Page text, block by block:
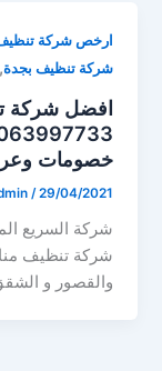
ارخص شركة
شركة تنظيف بجدة
افضل شركة
خصومات
/29/04/2021
شركة السريع
شركة تنظيف
والقصور و